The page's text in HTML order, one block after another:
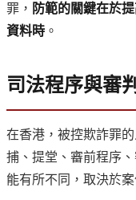
罪， 防範的關鍵在於
資料時 。
司法程序與審
在香港，被控欺詐罪
捕、提堂、審前程序
能有所不同，取決於